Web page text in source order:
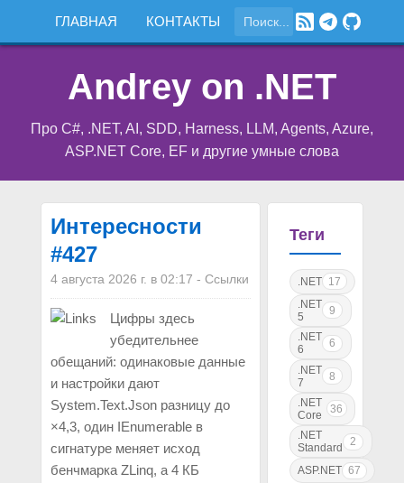
ГЛАВНАЯ КОНТАКТЫ
Andrey on .NET
Про C#, .NET, AI, SDD, Harness, LLM, Agents, Azure,
ASP.NET Core, EF и другие умные слова
Интересности
#427
4 августа 2026 г. в 02:17 - Ссылки
Цифры здесь
убедительнее
обещаний: одинаковые данные
и настройки дают
System.Text.Json разницу до
×4,3, один IEnumerable в
сигнатуре меняет исход
бенчмарка ZLinq, а 4 КБ
Теги
.NET 17
.NET
5
9
.NET
6
6
.NET
7
8
.NET
Core
36
.NET
Standard
2
ASP.NET 67